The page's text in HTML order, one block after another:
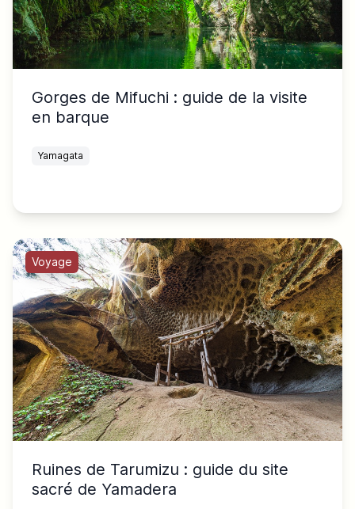
Gorges de Mifuchi : guide de la visite
en barque
Yamagata
Voyage
Ruines de Tarumizu : guide du site
sacré de Yamadera